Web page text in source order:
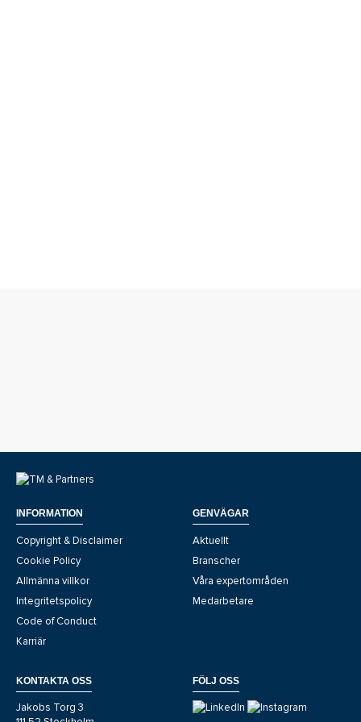
INFORMATION
Copyright & Disclaimer
Cookie Policy
Allmänna villkor
Integritetspolicy
Code of Conduct
Karriär
GENVÄGAR
Aktuellt
Branscher
Våra expertområden
Medarbetare
KONTAKTA OSS
Jakobs Torg 3
FÖLJ OSS